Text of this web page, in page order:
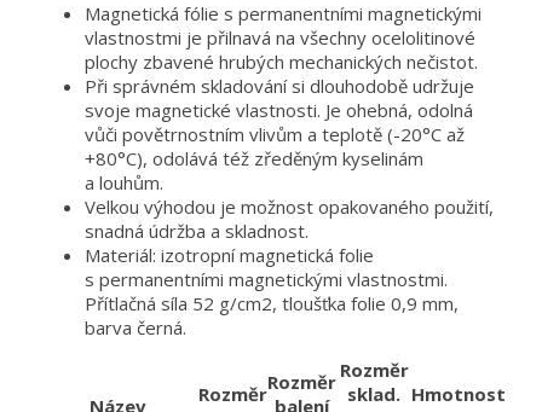
Magnetická fólie s permanentními magnetickými
vlastnostmi je přilnavá na všechny ocelolitinové
plochy zbavené hrubých mechanických nečistot.
Při správném skladování si dlouhodobě udržuje
svoje magnetické vlastnosti. Je ohebná, odolná
vůči povětrnostním vlivům a teplotě (-20°C až
+80°C), odolává též zředěným kyselinám
a louhům.
Velkou výhodou je možnost opakovaného použití,
snadná údržba a skladnost.
Materiál: izotropní magnetická folie
s permanentními magnetickými vlastnostmi.
Přítlačná síla 52 g/cm2, tloušťka folie 0,9 mm,
barva černá.
Název
RozměrRozměr
balení
Rozměr
sklad. Hmotnost